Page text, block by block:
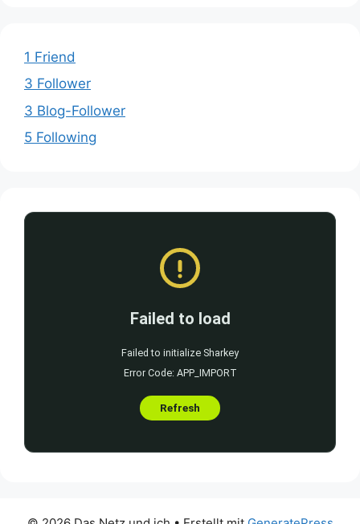
1 Friend
3 Follower
3 Blog-Follower
5 Following